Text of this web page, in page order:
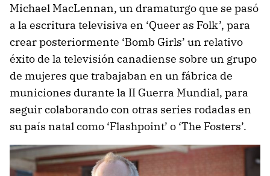
Michael MacLennan, un dramaturgo que se pasó
a la escritura televisiva en ‘Queer as Folk’, para
crear posteriormente ‘Bomb Girls’ un relativo
éxito de la televisión canadiense sobre un grupo
de mujeres que trabajaban en un fábrica de
municiones durante la II Guerra Mundial, para
seguir colaborando con otras series rodadas en
su país natal como ‘Flashpoint’ o ‘The Fosters’.